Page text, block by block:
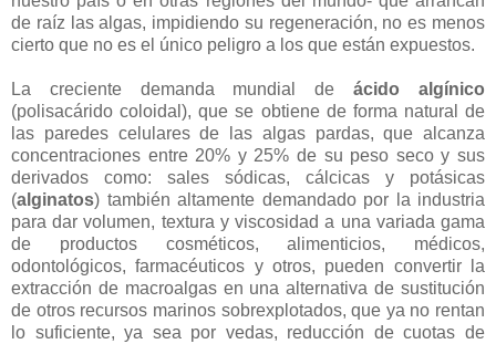
de raíz las algas, impidiendo su regeneración, no es menos
cierto que no es el único peligro a los que están expuestos.
La creciente demanda mundial deácido algínico
(polisacárido coloidal), que se obtiene de forma natural de
las paredes celulares de las algas pardas, que alcanza
concentraciones entre 20% y 25% de su peso seco y sus
derivados como: sales sódicas, cálcicas y potásicas
(alginatos) también altamente demandado por la industria
para dar volumen, textura y viscosidad a una variada gama
de productos cosméticos, alimenticios, médicos,
odontológicos, farmacéuticos y otros, pueden convertir la
extracción de macroalgas en una alternativa de sustitución
de otros recursos marinos sobrexplotados, que ya no rentan
lo suficiente, ya sea por vedas, reducción de cuotas de